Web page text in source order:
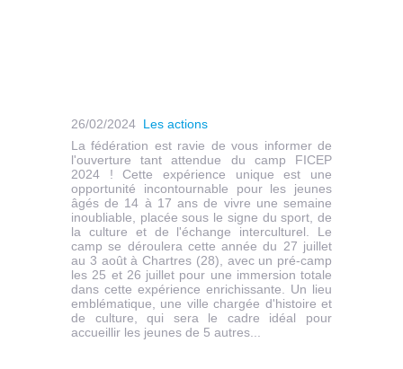
26/02/2024 Les actions
La fédération est ravie de vous informer de
l'ouverture tant attendue du camp FICEP
2024 ! Cette expérience unique est une
opportunité incontournable pour les jeunes
âgés de 14 à 17 ans de vivre une semaine
inoubliable, placée sous le signe du sport, de
la culture et de l'échange interculturel. Le
camp se déroulera cette année du 27 juillet
au 3 août à Chartres (28), avec un pré-camp
les 25 et 26 juillet pour une immersion totale
dans cette expérience enrichissante. Un lieu
emblématique, une ville chargée d'histoire et
de culture, qui sera le cadre idéal pour
accueillir les jeunes de 5 autres...